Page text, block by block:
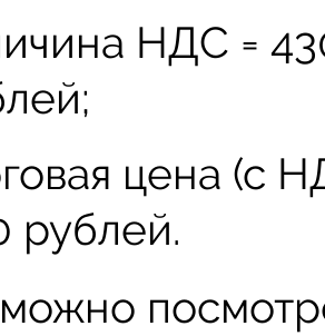
НДС =
цена (с
рублей.